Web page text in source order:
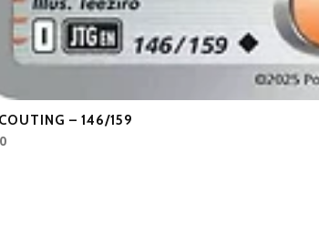
– 146/159